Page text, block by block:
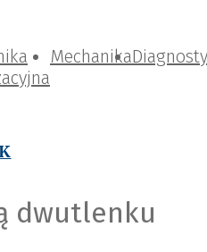
Mechanika
dwutlenku